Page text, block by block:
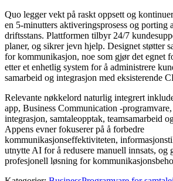
Quo legger vekt på raskt oppsett og
en 5-minutters aktiveringsprosess og porting
driftsstans. Plattformen tilbyr 24/7
planer, og sikrer jevn hjelp. Designet støtter
for kommunikasjon, noe som gjør det egnet
etter et enhetlig system for å administrere
samarbeid og integrasjon med eksisterende
Relevante nøkkelord naturlig integrert
app, Business Communication -
integrasjon, samtaleopptak, teamsamarbeid
Appens evner fokuserer på å forbedre
kommunikasjonseffektiviteten,
utnytte AI for å redusere manuell innsats, og
profesjonell løsning for